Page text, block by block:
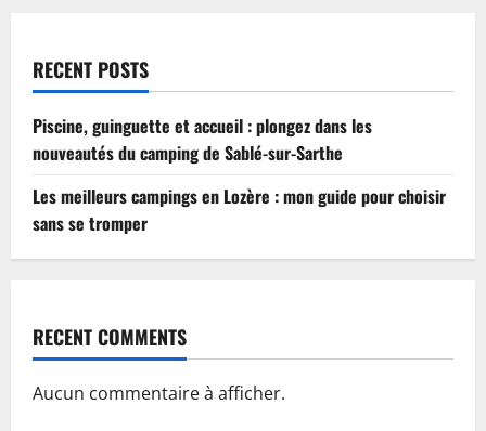
RECENT POSTS
Piscine, guinguette et accueil : plongez dans les
nouveautés du camping de Sablé-sur-Sarthe
Les meilleurs campings en Lozère : mon guide pour choisir
sans se tromper
RECENT COMMENTS
Aucun commentaire à afficher.